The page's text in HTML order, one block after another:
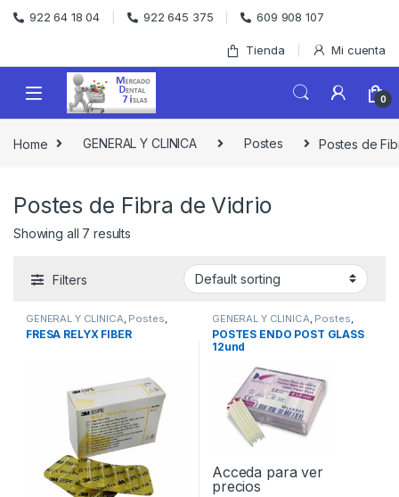
Skip to navigation
Skip to content
922 64 18 04 922 645 375 609 908 107
Tienda Mi cuenta
0
Home GENERAL Y CLINICA Postes Postes de
Postes de Fibra de Vidrio
Showing all 7 results
Filters
GENERAL Y CLINICA Postes
Postes de Fibra de Vidrio
FRESA RELYX FIBER
GENERAL Y CLINICA Postes
Postes de Fibra de Vidrio
POSTES ENDO POST GLASS
12und
Acceda para ver
precios